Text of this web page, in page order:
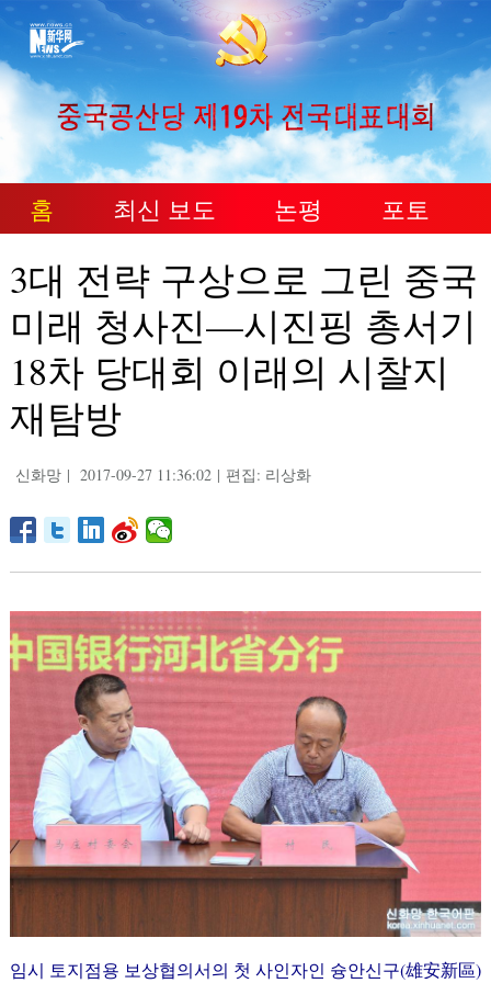
홈 최신 보도 논평 포토
3대 전략 구상으로 그린 중국
미래 청사진—시진핑 총서기
18차 당대회 이래의 시찰지
재탐방
신화망 | 2017-09-27 11:36:02 | 편집: 리상화
임시 토지점용 보상협의서의 첫 사인자인 슝안신구(雄安新區)